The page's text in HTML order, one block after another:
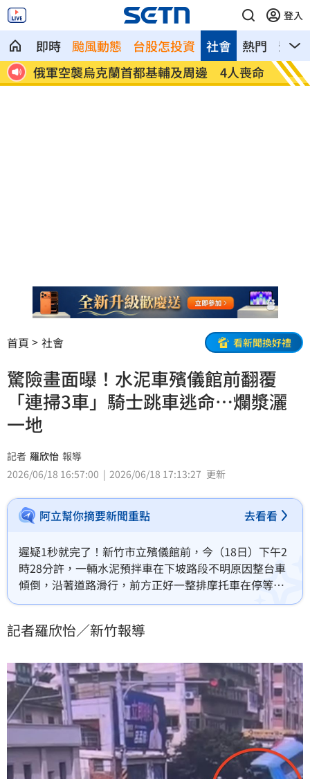
登入
即時 颱風動態 台股怎投資 熱門 影音
社會
克蘭首都基輔及周邊 4人喪命 費仔確定成自由球
注
首頁 社會 看新聞換好禮
驚險畫面曝！水泥車殯儀館前翻覆
「連掃3車」騎士跳車逃命…爛漿灑
一地
記者 羅欣怡 報導
2026/06/18 16:57:00
2026/06/18 17:13:27 更新
阿立幫你摘要新聞重點 去看看
遲疑1秒就完了！新竹市立殯儀館前，今（18日）下午2
時28分許，一輛水泥預拌車在下坡路段不明原因整台車
傾倒，沿著道路滑行，前方正好一整排摩托車在停等紅
燈，最外側的騎士第一時間發現不對勁，立刻跳車，幸
記者羅欣怡／新竹報導